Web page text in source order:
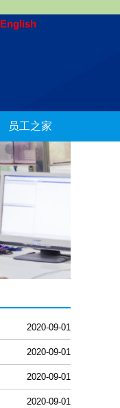
English
员工之家
2020-09-01
2020-09-01
2020-09-01
2020-09-01